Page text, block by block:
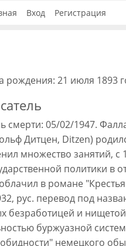
Вход Регистрация
рождения: 21 июля 1893
смерти: 05/02/1947.
Дитцен, Ditzen)
множество занятий, с
политики в
в романе
рус. перевод под
безработицей и
буржуазной
немецкого